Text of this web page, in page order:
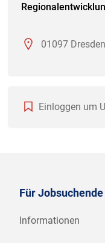
01097 Dresden
Einloggen um
Für Jobsuchende
Informationen